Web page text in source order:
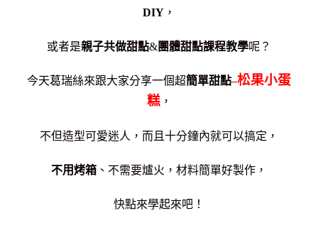
DIY ，
或者是親子共做甜點&團體甜點課程教學呢？
今天葛瑞絲來跟大家分享一個超簡單甜點–松果小蛋
糕，
不但造型可愛迷人，而且十分鐘內就可以搞定，
不用烤箱 、不需要爐火，材料簡單好製作，
快點來學起來吧！